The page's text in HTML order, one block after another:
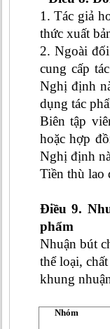
1. Tác giả
thức xuất
2. Ngoài
cung cấp
Nghị định
dụng tác
Biên tập
hoặc hợp
Nghị định
Tiền thù lao
Điều 9.
phẩm
Nhuận bút
thể loại,
khung
Nhóm